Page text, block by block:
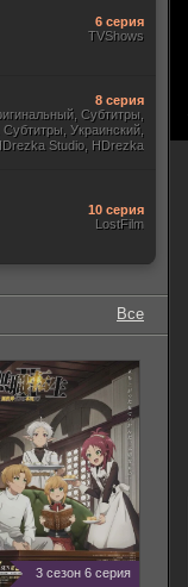
6 серия
TVShows
8 серия
Субтитры,
Субтитры, Украинский,
Studio, HDrezka
10 серия
LostFilm
Все
3 сезон 6 серия